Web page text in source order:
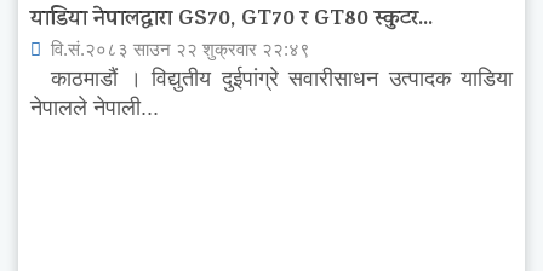
याडिया नेपालद्वारा GS70, GT70 र GT80 स्कुटर...
वि.सं.२०८३ साउन २२ शुक्रवार २२:४९
काठमाडौं । विद्युतीय दुईपांग्रे सवारीसाधन उत्पादक याडिया
नेपालले नेपाली...